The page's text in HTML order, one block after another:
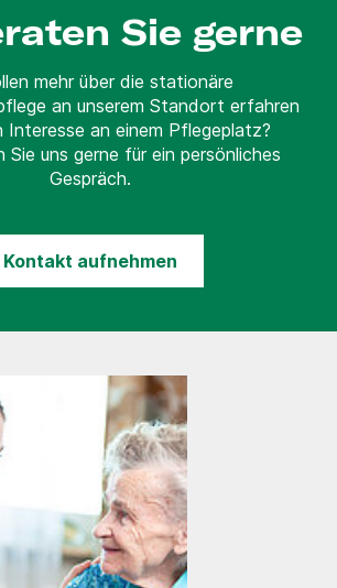
Sie gerne
mehr über die stationäre
an unserem Standort erfahren
Interesse an einem Pflegeplatz?
Sie uns gerne für ein persönliches
Gespräch.
Kontakt aufnehmen